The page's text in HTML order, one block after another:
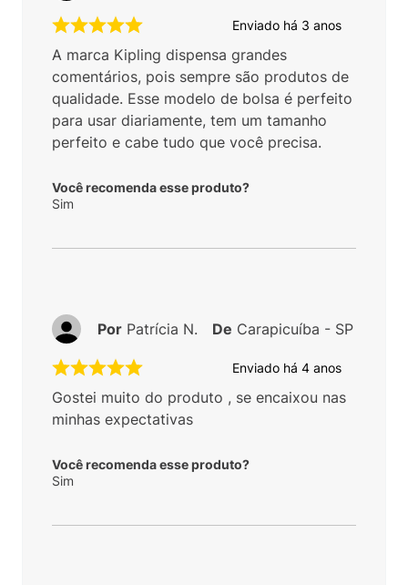
Enviado há 3 anos
A marca Kipling dispensa grandes
comentários, pois sempre são produtos de
qualidade. Esse modelo de bolsa é perfeito
para usar diariamente, tem um tamanho
perfeito e cabe tudo que você precisa.
Você recomenda esse produto?
Sim
Enviado há 4 anos
Gostei muito do produto , se encaixou nas
minhas expectativas
Você recomenda esse produto?
Sim
Por Patrícia N. De Carapicuíba - SP